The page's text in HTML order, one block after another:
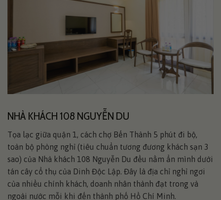
NHÀ KHÁCH 108 NGUYỄN DU
Tọa lạc giữa quận 1, cách chợ Bến Thành 5 phút đi bộ,
toàn bộ phòng nghỉ (tiêu chuẩn tương đương khách sạn 3
sao) của Nhà khách 108 Nguyễn Du đều nằm ẩn mình dưới
tán cây cổ thụ của Dinh Độc Lập. Đây là địa chỉ nghỉ ngơi
của nhiều chính khách, doanh nhân thành đạt trong và
ngoài nước mỗi khi đến thành phố Hồ Chí Minh.